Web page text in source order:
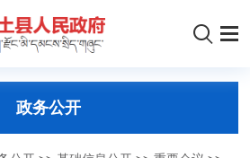
政务公开